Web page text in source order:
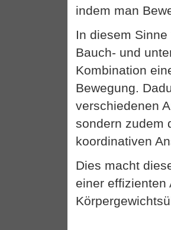
indem man
In diesem
Bauch- und
Kombination
Bewegung.
verschiedenen
sondern zudem
koordinativen
Dies macht
einer effizienten